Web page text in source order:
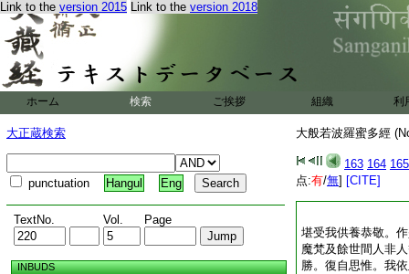
Link to the version 2015 Link to the version 2018
ホーム 検索 ご挨拶 組織 利
大正蔵検索
punctuation Hangul Eng
TextNo. Vol. Page
INBUDS
大般若波羅蜜多經
163 164 165
点:有/無] [CITE]
堪受我供養恭敬。
魔梵及餘世間人非
勝。復自思惟。我